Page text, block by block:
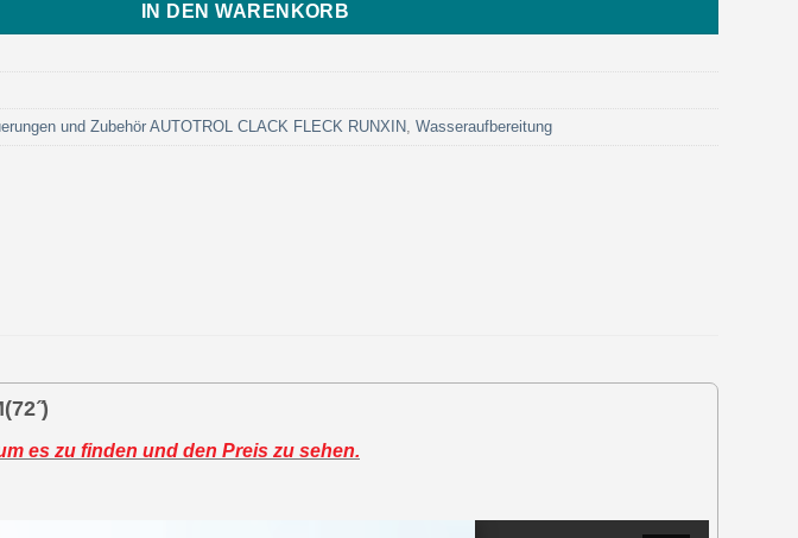
IN DEN WARENKORB
und Zubehör AUTOTROL CLACK FLECK RUNXIN ,Wasseraufbereitung
̋)
es zu finden und den Preis zu sehen.